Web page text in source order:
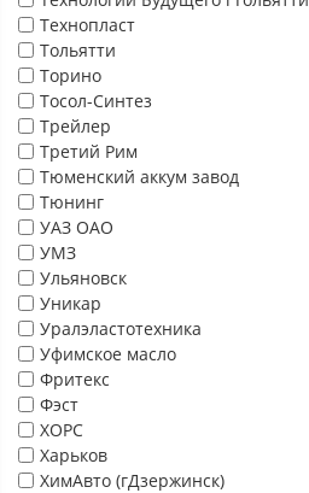
Технопласт
Тольятти
Торино
Тосол-Синтез
Трейлер
Третий Рим
Тюменский аккум завод
Тюнинг
УАЗ ОАО
УМЗ
Ульяновск
Уникар
Уралэластотехника
Уфимское масло
Фритекс
Фэст
ХОРС
Харьков
ХимАвто (гДзержинск)